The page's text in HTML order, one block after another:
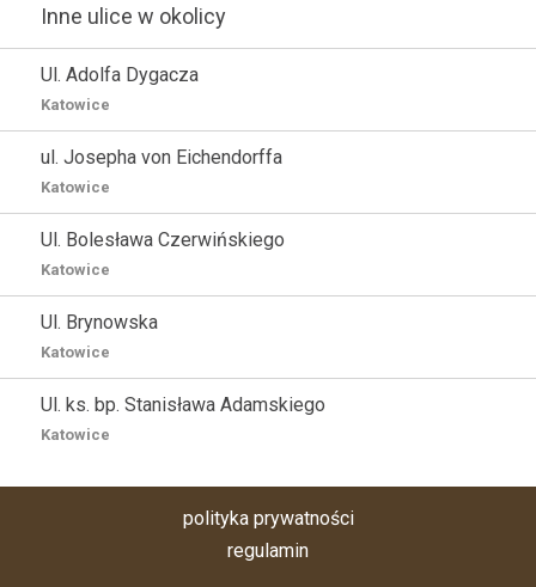
Inne ulice w okolicy
Ul. Adolfa Dygacza
Katowice
ul. Josepha von Eichendorffa
Katowice
Ul. Bolesława Czerwińskiego
Katowice
Ul. Brynowska
Katowice
Ul. ks. bp. Stanisława Adamskiego
Katowice
polityka prywatności
regulamin